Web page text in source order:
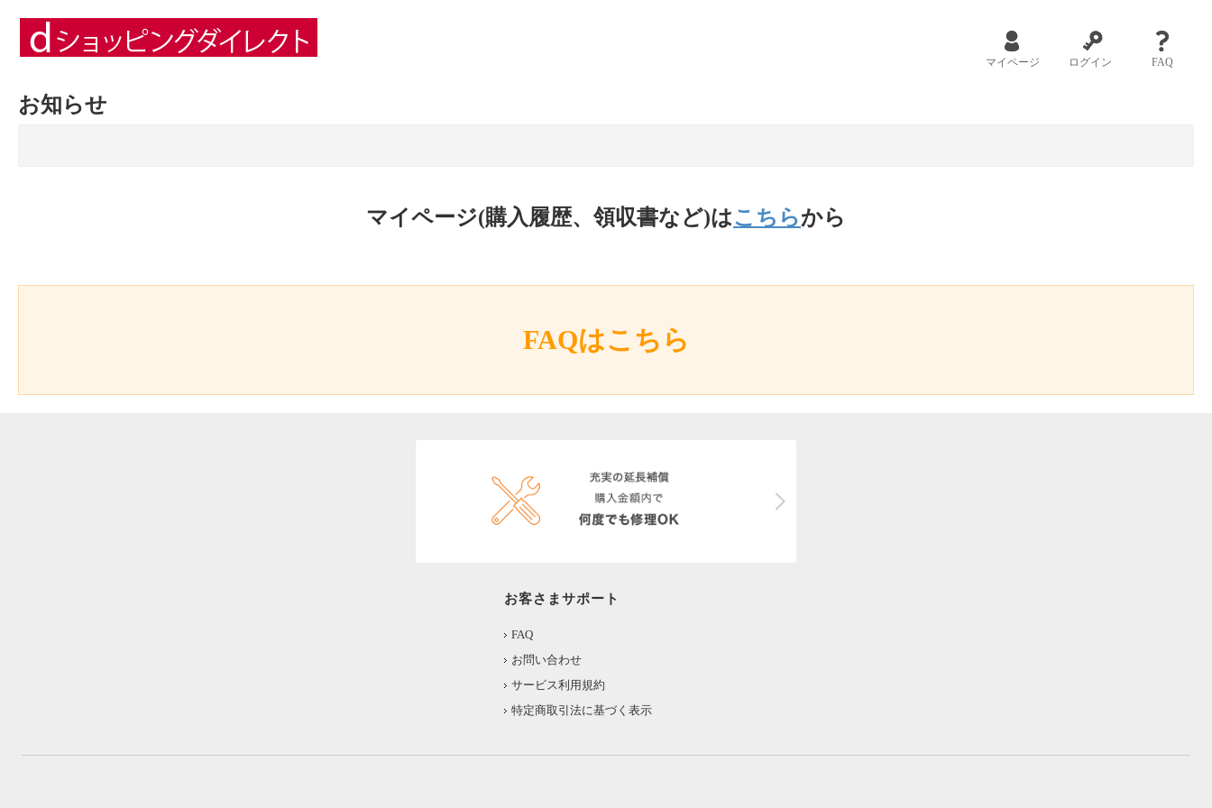
マイページ ログイン FAQ
お知らせ
マイページ(購入履歴、領収書など)はこちらから
FAQはこちら
お客さまサポート
FAQ
お問い合わせ
サービス利用規約
特定商取引法に基づく表示